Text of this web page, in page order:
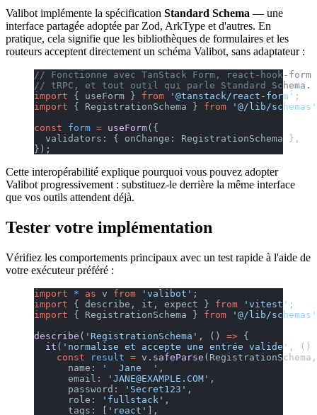
Valibot implémente la spécification Standard Schema — une
interface partagée adoptée par Zod, ArkType et d'autres. En
pratique, cela signifie que les bibliothèques de formulaires et les
routeurs acceptent directement un schéma Valibot, sans adaptateur :
// Fonctionne avec TanStack Form, react-hook-
// tRPC, et tout outil qui parle Standard Schema.
import { useForm } from '@tanstack/react-form' ;
import { RegistrationSchema } from '@/lib/schemas'
const form = useForm({
  validators: { onChange: RegistrationSchema },
});
Cette interopérabilité explique pourquoi vous pouvez adopter
Valibot progressivement : substituez-le derrière la même interface
que vos outils attendent déjà.
Tester votre implémentation
Vérifiez les comportements principaux avec un test rapide à l'aide de
votre exécuteur préféré :
import * as v from 'valibot' ;
import { describe, it, expect } from 'vitest' ;
import { RegistrationSchema } from '@/lib/schemas'
describe ( 'RegistrationSchema' , () => {
  it
( 'normalise et accepte une entrée valide' , ()
    const
result = v. safeParse
      name:
'  Jane  ' ,
      email:
'JANE@EXAMPLE.COM' ,
      password:
'Secret123' ,
      role:
'fullstack' ,
      tags: [
'react' ],